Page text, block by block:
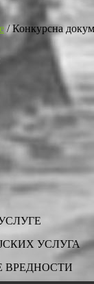
/Конкурсна
УСЛУГЕ
УСЛУГА
ВРЕДНОСТИ